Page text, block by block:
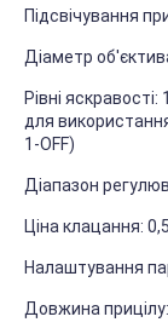
Підсвічування
Діаметр
Рівні
для
1-OFF)
Діапазон
Ціна клацання:
Налаштування
Довжина